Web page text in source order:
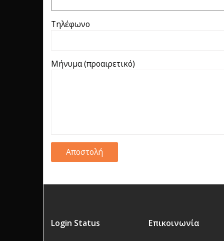
Τηλέφωνο
Μήνυμα (προαιρετικό)
Login Status Επικοινωνία